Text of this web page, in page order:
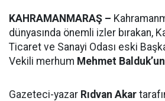
KAHRAMANMARAŞ –
dünyasında önemli izler bırakan,
Ticaret ve Sanayi Odası eski
Vekili merhum Mehmet
Gazeteci-yazar Rıdvan Akar